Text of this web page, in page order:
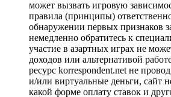
может вызвать игровую
правила (принципы)
обнаружении первых признаков
немедленно обратитесь к
участие в азартных играх не
доходов или альтернативой
ресурс korrespondent.net не
и/или виртуальные деньги, сайт
какой форме оплату ставок и